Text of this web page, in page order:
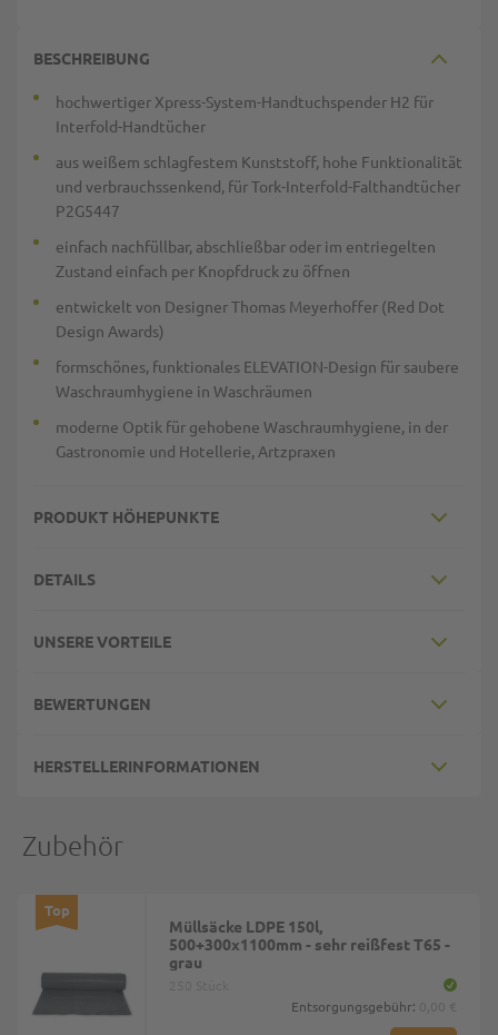
BESCHREIBUNG
hochwertiger Xpress-System-Handtuchspender H2 für
Interfold-Handtücher
aus weißem schlagfestem Kunststoff, hohe Funktionalität
und verbrauchssenkend, für Tork-Interfold-Falthandtücher
P2G5447
einfach nachfüllbar, abschließbar oder im entriegelten
Zustand einfach per Knopfdruck zu öffnen
entwickelt von Designer Thomas Meyerhoffer (Red Dot
Design Awards)
formschönes, funktionales ELEVATION-Design für saubere
Waschraumhygiene in Waschräumen
moderne Optik für gehobene Waschraumhygiene, in der
Gastronomie und Hotellerie, Artzpraxen
PRODUKT HÖHEPUNKTE
DETAILS
UNSERE VORTEILE
BEWERTUNGEN
HERSTELLERINFORMATIONEN
Zubehör
Top
Müllsäcke LDPE 150l,
500+300x1100mm - sehr reißfest T65 -
grau
Entsorgungsgebühr: